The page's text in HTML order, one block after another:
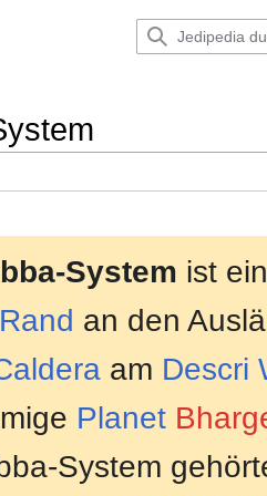
System ist
an den
am Descri
Planet
System